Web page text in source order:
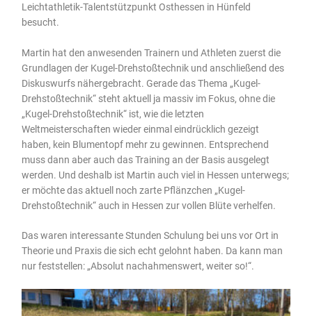
Leichtathletik-Talentstützpunkt Osthessen in Hünfeld
besucht.
Martin hat den anwesenden Trainern und Athleten zuerst die
Grundlagen der Kugel-Drehstoßtechnik und anschließend des
Diskuswurfs nähergebracht. Gerade das Thema „Kugel-
Drehstoßtechnik“ steht aktuell ja massiv im Fokus, ohne die
„Kugel-Drehstoßtechnik“ ist, wie die letzten
Weltmeisterschaften wieder einmal eindrücklich gezeigt
haben, kein Blumentopf mehr zu gewinnen. Entsprechend
muss dann aber auch das Training an der Basis ausgelegt
werden. Und deshalb ist Martin auch viel in Hessen unterwegs;
er möchte das aktuell noch zarte Pflänzchen „Kugel-
Drehstoßtechnik“ auch in Hessen zur vollen Blüte verhelfen.
Das waren interessante Stunden Schulung bei uns vor Ort in
Theorie und Praxis die sich echt gelohnt haben. Da kann man
nur feststellen: „Absolut nachahmenswert, weiter so!“.